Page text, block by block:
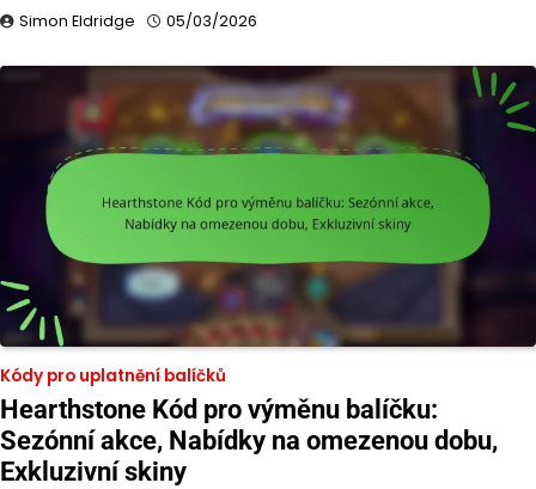
Simon Eldridge 05/03/2026
Kódy pro uplatnění balíčků
Hearthstone Kód pro výměnu balíčku:
Sezónní akce, Nabídky na omezenou dobu,
Exkluzivní skiny